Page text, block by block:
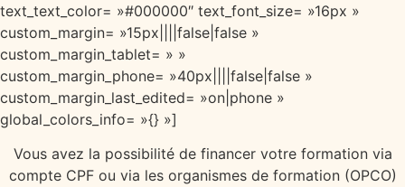
text_text_color= »#000000″ text_font_size= »16px »
custom_margin= »15px||||false|false »
custom_margin_tablet= » »
custom_margin_phone= »40px||||false|false »
custom_margin_last_edited= »on|phone »
global_colors_info= »{} »]
Vous avez la possibilité de financer votre formation via
compte CPF ou via les organismes de formation (OPCO)